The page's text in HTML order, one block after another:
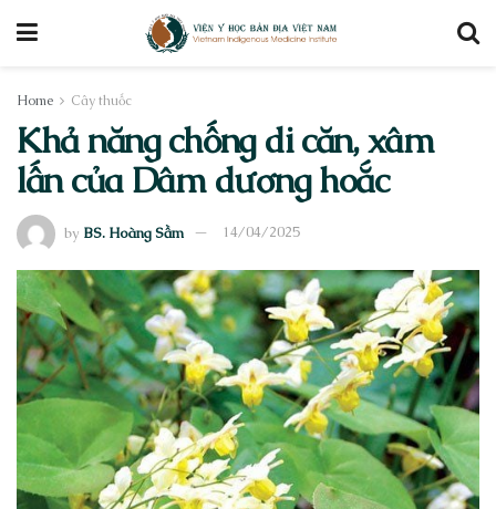
Home Cây thuốc
Khả năng chống di căn, xâm
lấn của Dâm dương hoắc
by BS. Hoàng Sầm 14/04/2025